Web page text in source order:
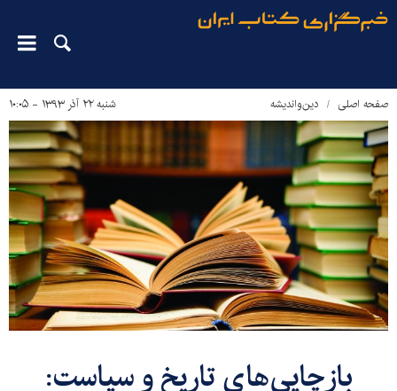
صفحه اصلی دین‌واندیشه شنبه ۲۲ آذر ۱۳۹۳ - ۱۰:۰۵
بازچاپي‌های تاريخ و سياست: